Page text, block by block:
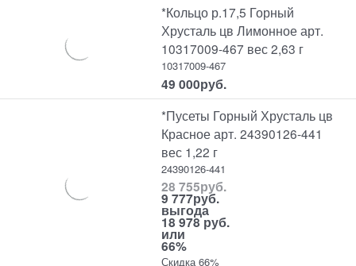
*Кольцо р.17,5 Горный
Хрусталь цв Лимонное арт.
10317009-467 вес 2,63 г
10317009-467
49 000руб.
*Пусеты Горный Хрусталь цв
Красное арт. 24390126-441
вес 1,22 г
24390126-441
28 755руб.
9 777руб.
выгода
18 978 руб.
или
66%
Скидка 66%